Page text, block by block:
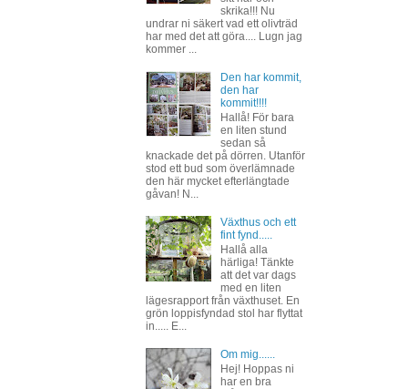
skrika!!! Nu
undrar ni säkert vad ett olivträd
har med det att göra.... Lugn jag
kommer ...
Den har kommit,
den har
kommit!!!!
Hallå! För bara
en liten stund
sedan så
knackade det på dörren. Utanför
stod ett bud som överlämnade
den här mycket efterlängtade
gåvan! N...
Växthus och ett
fint fynd.....
Hallå alla
härliga! Tänkte
att det var dags
med en liten
lägesrapport från växthuset. En
grön loppisfyndad stol har flyttat
in..... E...
Om mig......
Hej! Hoppas ni
har en bra